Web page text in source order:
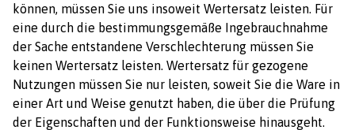
können, müssen Sie uns insoweit Wertersatz leisten. Für
eine durch die bestimmungsgemäße Ingebrauchnahme
der Sache entstandene Verschlechterung müssen Sie
keinen Wertersatz leisten. Wertersatz für gezogene
Nutzungen müssen Sie nur leisten, soweit Sie die Ware in
einer Art und Weise genutzt haben, die über die Prüfung
der Eigenschaften und der Funktionsweise hinausgeht.